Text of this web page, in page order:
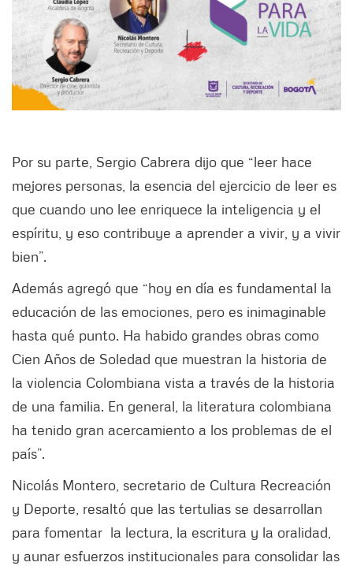
Por su parte, Sergio Cabrera dijo que “leer hace
mejores personas, la esencia del ejercicio de leer es
que cuando uno lee enriquece la inteligencia y el
espíritu, y eso contribuye a aprender a vivir, y a vivir
bien”.
Además agregó que “hoy en día es fundamental la
educación de las emociones, pero es inimaginable
hasta qué punto. Ha habido grandes obras como
Cien Años de Soledad que muestran la historia de
la violencia Colombiana vista a través de la historia
de una familia. En general, la literatura colombiana
ha tenido gran acercamiento a los problemas de el
país”.
Nicolás Montero, secretario de Cultura Recreación
y Deporte, resaltó que las tertulias se desarrollan
para fomentar la lectura, la escritura y la oralidad,
y aunar esfuerzos institucionales para consolidar las